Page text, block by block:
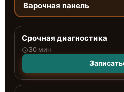
Варочная панель
Срочная диагностика
30 мин